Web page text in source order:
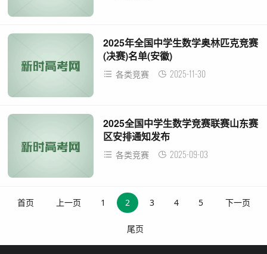
2025年全国中学生数学奥林匹克竞赛
(决赛)名单(安徽)
各类竞赛 2025-11-30
2025全国中学生数学竞赛联赛山东赛
区安排通知发布
各类竞赛 2025-09-03
首页 上一页 1 2 3 4 5 下一页
尾页